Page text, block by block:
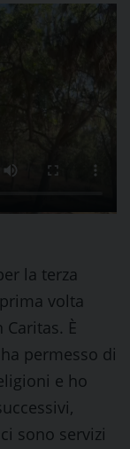
la terza
volta
È
permesso di
e ho
sono servizi